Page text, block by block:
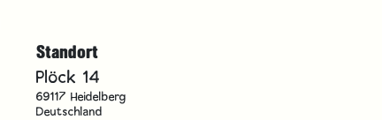
Standort
Plöck 14
69117 Heidelberg
Deutschland